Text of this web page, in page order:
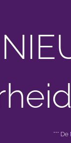
***